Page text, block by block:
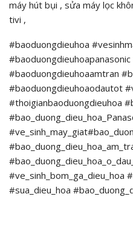
máy hút bụi , sửa máy lọc
tivi ,
#baoduongdieuhoa
#baoduongdieuhoaamtran
#baoduongdieuhoaodautot
#thoigianbaoduongdieuhoa
#ve_sinh_bom_ga_dieu_hoa
#sua_dieu_hoa